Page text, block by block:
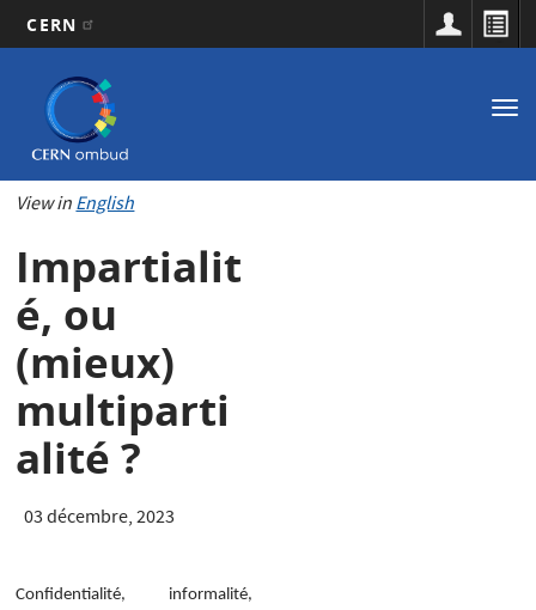
contenu
principal
CERN
Navigation
principale
View inEnglish
Impartialit
é, ou
(mieux)
multiparti
alité ?
03 décembre, 2023
Confidentialité, informalité,